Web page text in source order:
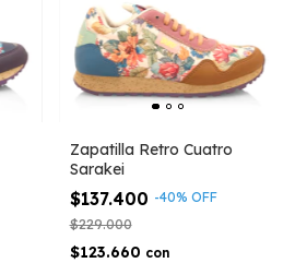
Zapatilla Retro Cuatro
Sarakei
$137.400 -40% OFF
$229.000
$123.660 con